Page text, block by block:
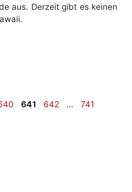
aus. Derzeit gibt es keinen
Seite
641 Seite
642 … Seite
741